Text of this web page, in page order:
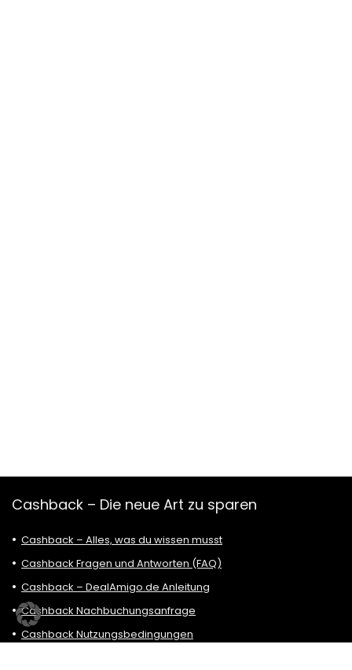
Cashback – Die neue Art zu sparen
Cashback – Alles, was du wissen musst
Cashback Fragen und Antworten (FAQ)
Cashback – DealAmigo.de Anleitung
Cashback Nachbuchungsanfrage
Cashback Nutzungsbedingungen